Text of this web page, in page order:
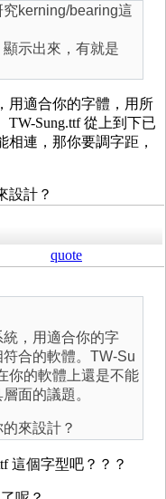
kerning/bearing這
示出來，有就是
用適合你的字體，用所
Sung.ttf 從上到下已
連，那你要調字距，
設計？
quote
，用適合你的字
合的軟體。TW-Su
你的軟體上還是不能
面的議題。
來設計？
這個字型吧？？？